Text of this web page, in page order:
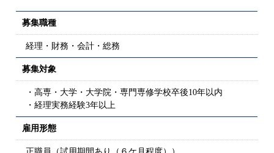
募集職種
経理・財務・会計・総務
募集対象
・高専・大学・大学院・専門専修学校卒後10年以内
・経理実務経験3年以上
雇用形態